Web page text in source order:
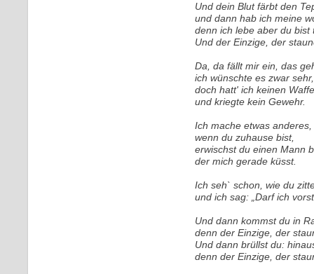
Und dein Blut färbt den
und dann hab ich meine
denn ich lebe aber du bist
Und der Einzige, der
Da, da fällt mir ein, das
ich wünschte es zwar sehr,
doch hatt' ich keinen
und kriegte kein Gewehr.
Ich mache etwas anderes,
wenn du zuhause bist,
erwischst du einen Mann
der mich gerade küsst.
Ich seh` schon, wie du
und ich sag: „Darf ich
Und dann kommst du in
denn der Einzige, der
Und dann brüllst du:
denn der Einzige, der